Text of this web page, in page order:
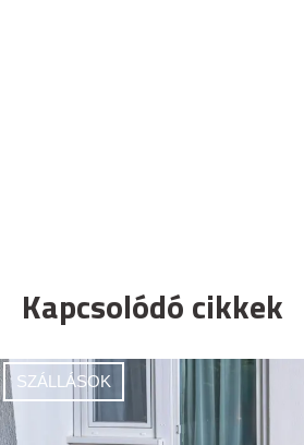
Kapcsolódó cikkek
SZÁLLÁSOK